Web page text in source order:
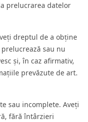
prelucrarea datelor
dreptul de a obține
sau nu
și, în caz afirmativ,
prevăzute de art.
sau incomplete. Aveți
fără întârzieri